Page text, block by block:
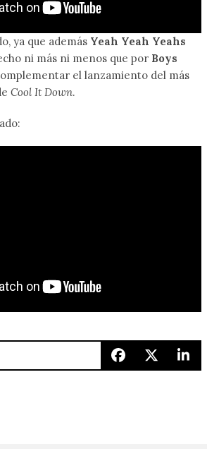
ya que además Yeah Yeah Yeahs
ni más ni menos que por Boys
el lanzamiento del más
Cool It Down.